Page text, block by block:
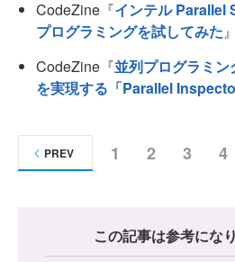
CodeZine『インテル Parallel
プログラミングを試してみた』
CodeZine『並列プログラミ
を実現する「Parallel
1 2 3 4
PREV
この記事は参考にな